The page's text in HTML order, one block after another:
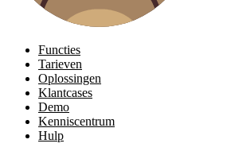
Functies
Tarieven
Oplossingen
Klantcases
Demo
Kenniscentrum
Hulp